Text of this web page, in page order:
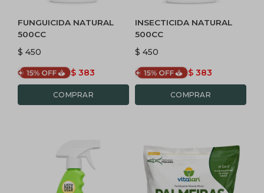
FUNGUICIDA NATURAL
500CC
$ 450
$ 383
INSECTICIDA NATURAL
500CC
$ 450
$ 383